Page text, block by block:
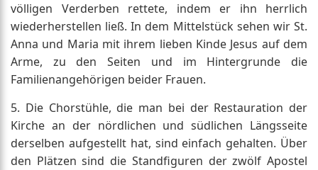
völligen Verderben rettete, indem er ihn herrlich
wiederherstellen ließ. In dem Mittelstück sehen wir St.
Anna und Maria mit ihrem lieben Kinde Jesus auf dem
Arme, zu den Seiten und im Hintergrunde die
Familienangehörigen beider Frauen.
5. Die Chorstühle, die man bei der Restauration der
Kirche an der nördlichen und südlichen Längsseite
derselben aufgestellt hat, sind einfach gehalten. Über
den Plätzen sind die Standfiguren der zwölf Apostel